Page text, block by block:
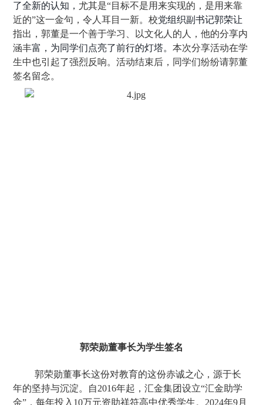
了全新的认知 ， 尤其是“目标不是用来实现的，是用来靠
近的”这一金句，令人耳目一新。校党组织副书记郭荣让
指出，郭董是一个善于学习、以文化人的人，他的分享内
涵丰富，为同学们点亮了前行的灯塔。 本次分享活动在学
生中也引起了强烈反响。活动结束后，同学们纷纷请郭董
签名留念。
郭荣勋董事长为学生签名
郭荣勋董事长这份对教育的这份赤诚之心，源于长
年的坚持与沉淀。自2016年起，汇金集团设立“汇金助学
金”，每年投入10万元资助祥符高中优秀学生。2024年9月